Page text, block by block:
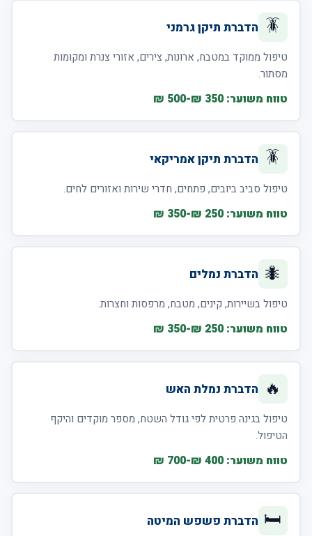
🪳 הדברת תיקן גרמני
טיפול ממוקד במטבח, ארונות, צירים, אזורי צנרת ומקומות
מסתור.
טווח משוער: 350 ₪-500 ₪
🪳 הדברת תיקן אמריקאי
טיפול סביב ביובים, פתחים, חדרי שירות ואזורים לחים.
טווח משוער: 250 ₪-350 ₪
🐜 הדברת נמלים
טיפול בשיירות, קינים, מטבח, מרפסות וחצרות.
טווח משוער: 250 ₪-350 ₪
🔥 הדברת נמלת האש
טיפול בגינה פרטית לפי גודל השטח, מספר מוקדים והיקף
הטיפול.
טווח משוער: 400 ₪-700 ₪
🛏️ הדברת פשפש המיטה